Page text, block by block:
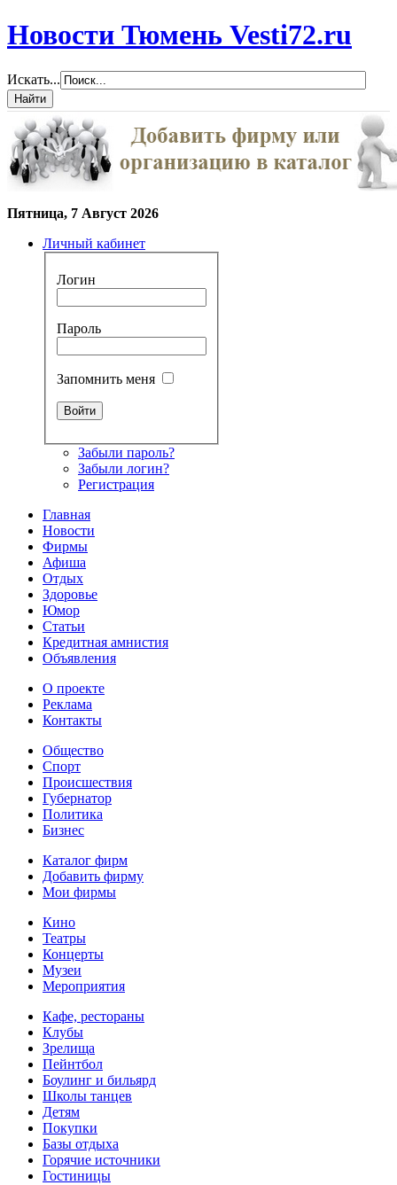
Новости Тюмень Vesti72.ru
Искать...
Пятница, 7 Август 2026
Личный кабинет
Логин
Пароль
Запомнить меня
Забыли пароль?
Забыли логин?
Регистрация
Главная
Новости
Фирмы
Афиша
Отдых
Здоровье
Юмор
Статьи
Кредитная амнистия
Объявления
О проекте
Реклама
Контакты
Общество
Спорт
Происшествия
Губернатор
Политика
Бизнес
Каталог фирм
Добавить фирму
Мои фирмы
Кино
Театры
Концерты
Музеи
Мероприятия
Кафе, рестораны
Клубы
Зрелища
Пейнтбол
Боулинг и бильярд
Школы танцев
Детям
Покупки
Базы отдыха
Горячие источники
Гостиницы